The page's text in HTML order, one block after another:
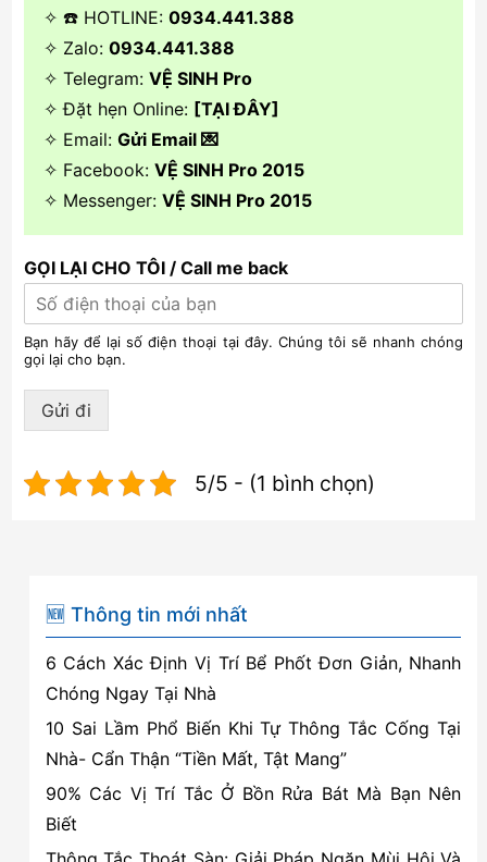
✧ ☎️ HOTLINE: 0934.441.388
✧ Zalo: 0934.441.388
✧ Telegram: VỆ SINH Pro
✧ Đặt hẹn Online: [TẠI ĐÂY]
✧ Email: Gửi Email 💌
✧ Facebook: VỆ SINH Pro 2015
✧ Messenger: VỆ SINH Pro 2015
GỌI LẠI CHO TÔI / Call me back
Bạn hãy để lại số điện thoại tại đây. Chúng tôi sẽ nhanh chóng
gọi lại cho bạn.
Gửi đi
5/5 - (1 bình chọn)
🆕 Thông tin mới nhất
6 Cách Xác Định Vị Trí Bể Phốt Đơn Giản, Nhanh
Chóng Ngay Tại Nhà
10 Sai Lầm Phổ Biến Khi Tự Thông Tắc Cống Tại
Nhà- Cẩn Thận “Tiền Mất, Tật Mang”
90% Các Vị Trí Tắc Ở Bồn Rửa Bát Mà Bạn Nên
Biết